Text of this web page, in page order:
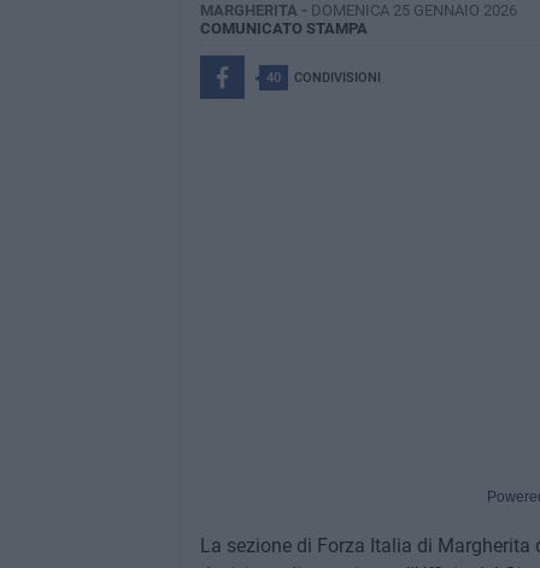
MARGHERITA - DOMENICA 25 GENNAIO 2026
COMUNICATO STAMPA
40 CONDIVISIONI
La sezione di Forza Italia di